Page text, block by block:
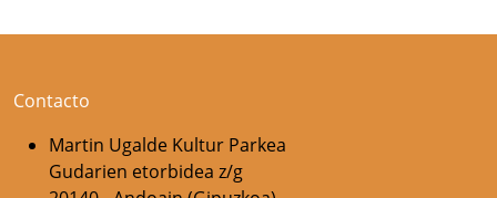
Contacto
Martin Ugalde Kultur Parkea
Gudarien etorbidea z/g